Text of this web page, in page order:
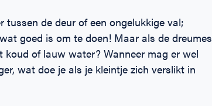
tussen de deur of een ongelukkige val;
goed is om te doen! Maar als de dreumes
koud of lauw water? Wanneer mag er wel
wat doe je als je kleintje zich verslikt in